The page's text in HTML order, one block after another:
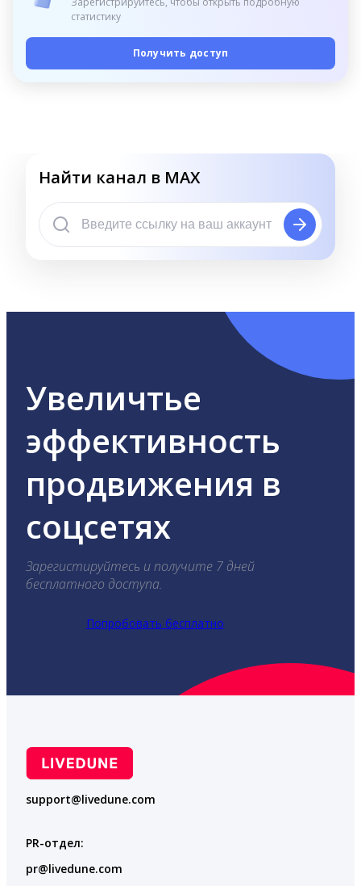
статистику
Получить доступ
Найти канал в MAX
Увеличтье
эффективность
продвижения в
соцсетях
Зарегистируйтесь и получите 7 дней
бесплатного доступа.
Попробовать бесплатно
support@livedune.com
PR-отдел:
pr@livedune.com